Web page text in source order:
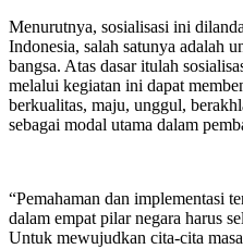
Menurutnya, sosialisasi ini
Indonesia, salah satunya adalah
bangsa. Atas dasar itulah
melalui kegiatan ini dapat
berkualitas, maju, unggul,
sebagai modal utama dalam
“Pemahaman dan implementasi
dalam empat pilar negara harus
Untuk mewujudkan cita-cita